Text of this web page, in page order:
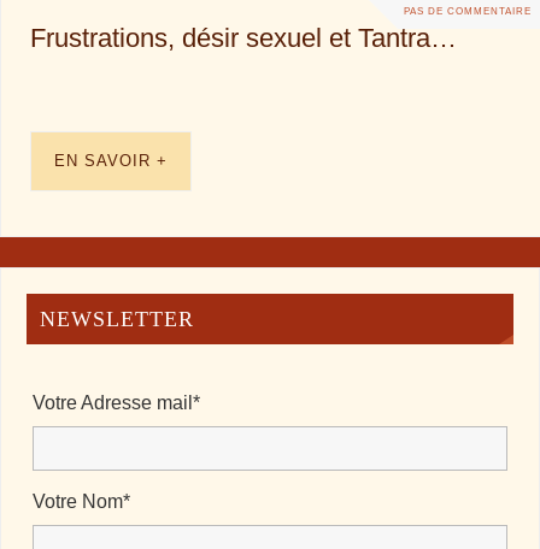
PAS DE COMMENTAIRE
Frustrations, désir sexuel et Tantra…
EN SAVOIR +
NEWSLETTER
Votre Adresse mail*
Votre Nom*